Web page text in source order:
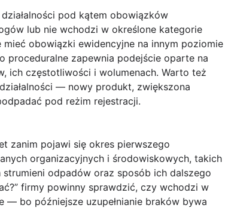
pod kątem obowiązków
lub nie wchodzi w określone kategorie
mieć obowiązki ewidencyjne na innym poziomie
proceduralne zapewnia podejście oparte na
ich częstotliwości i wolumenach. Warto też
— nowy produkt, zwiększona
pod reżim rejestracji.
zanim pojawi się okres pierwszego
organizacyjnych i środowiskowych, takich
odpadów oraz sposób ich dalszego
firmy powinny sprawdzić, czy wchodzi w
bo późniejsze uzupełnianie braków bywa